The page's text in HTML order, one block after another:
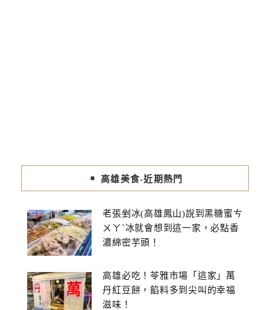
高雄美食-近期熱門
老張剉冰(高雄鳳山)說到黑糖蜜ㄘ
ㄨㄚˋ冰就會想到這一家，必點香
濃綿密芋頭！
高雄必吃！苓雅市場「這家」萬
丹紅豆餅，餡料多到尖叫的幸福
滋味！